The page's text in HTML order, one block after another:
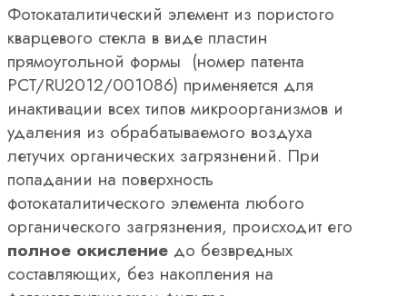
Фотокаталитический элемент из пористого
кварцевого стекла в виде пластин
прямоугольной формы (номер патента
PCT/RU2012/001086) применяется для
инактивации всех типов микроорганизмов и
удаления из обрабатываемого воздуха
летучих органических загрязнений. При
попадании на поверхность
фотокаталитического элемента любого
органического загрязнения, происходит его
полное окисление до безвредных
составляющих, без накопления на